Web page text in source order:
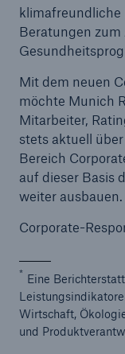
klimafreundliche
Beratungen
Mit dem neuen
möchte Munich
Mitarbeiter,
stets aktuell
Bereich
auf dieser Basis
weiter ausbauen.
Corporate-
* Eine
Wirtschaft,
und Lösungen